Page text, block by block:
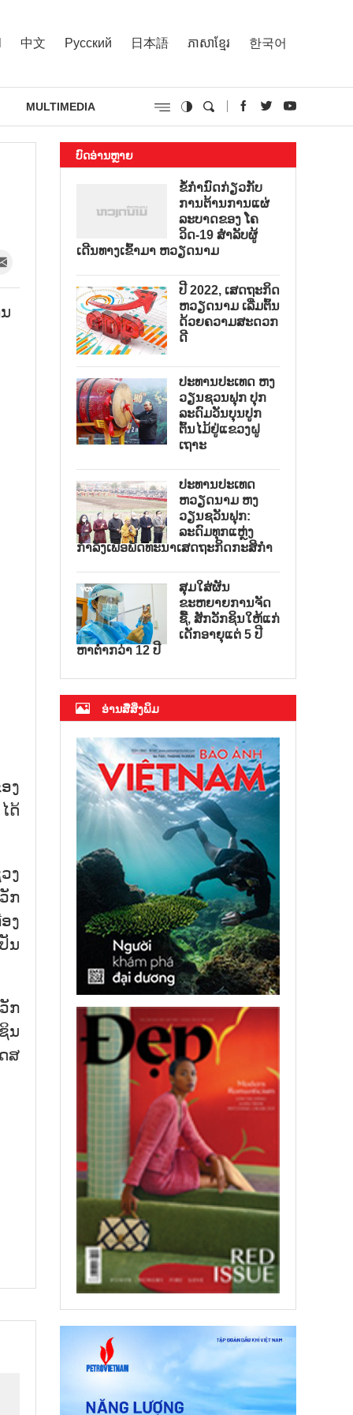
中文 Русский 日本語 ភាសាខ្មែរ 한국어
MULTIMEDIA
ງ
ດ້
ງ
ກ
ງ
ນ
ກ
ນ
ສ
ບົດອ່ານຫຼາຍ
ຂໍ້ກຳນົດກ່ຽວກັບ
ການຕ້ານການແຜ່
ລະບາດຂອງ ໂຄ
ວິດ-19 ສຳລັບຜູ້
ເດີນທາງເຂົ້າມາ ຫວຽດນາມ
ປີ 2022, ເສດຖະກິດ
ຫວຽດນາມ ເລີ່ມຕົ້ນ
ດ້ວຍຄວາມສະດວກ
ດີ
ປະທານປະເທດ ຫງ
ວຽນຊວນຟຸກ ປຸກ
ລະດົມວັນບຸນປູກ
ຕົ້ນໄມ້ຢູ່ແຂວງຝູ
ເຖາະ
ປະທານປະເທດ
ຫວຽດນາມ ຫງ
ວຽນຊວັນຟຸກ:
ລະດົມທຸກແຫຼ່ງ
ກຳລັງເພື່ອພັດທະນາເສດຖະກິດກະສິກຳ
ສຸມໃສ່ຜັນ
ຂະຫຍາຍການຈັດ
ຊື້, ສັກວັກຊິນໃຫ້ແກ່
ເດັກອາຍຸແຕ່ 5 ປີ
ຫາຕ່ຳກວ່າ 12 ປີ
ອ່ານສື່ສິ່ງພິມ